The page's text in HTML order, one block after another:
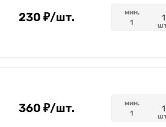
230 ₽/шт.
мин.
1
360 ₽/шт.
мин.
1